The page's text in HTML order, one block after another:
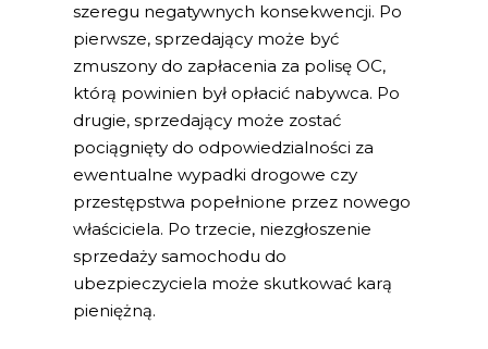
szeregu negatywnych konsekwencji. Po
pierwsze, sprzedający może być
zmuszony do zapłacenia za polisę OC,
którą powinien był opłacić nabywca. Po
drugie, sprzedający może zostać
pociągnięty do odpowiedzialności za
ewentualne wypadki drogowe czy
przestępstwa popełnione przez nowego
właściciela. Po trzecie, niezgłoszenie
sprzedaży samochodu do
ubezpieczyciela może skutkować karą
pieniężną.